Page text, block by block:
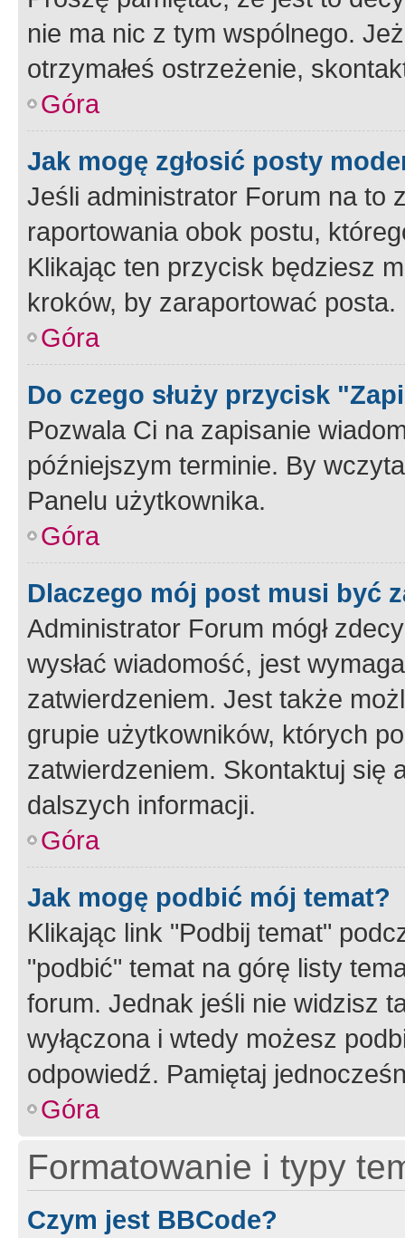
nie ma nic z tym wspólnego.
otrzymałeś ostrzeżenie,
Góra
Jak mogę zgłosić posty
Jeśli administrator Forum na to
raportowania obok postu,
Klikając ten przycisk będziesz
kroków, by zaraportować posta.
Góra
Do czego służy przycisk
Pozwala Ci na zapisanie
późniejszym terminie. By
Panelu użytkownika.
Góra
Dlaczego mój post musi być
Administrator Forum mógł
wysłać wiadomość, jest
zatwierdzeniem. Jest także
grupie użytkowników, których
zatwierdzeniem. Skontaktuj się
dalszych informacji.
Góra
Jak mogę podbić mój temat?
Klikając link "Podbij temat"
"podbić" temat na górę listy
forum. Jednak jeśli nie widzisz
wyłączona i wtedy możesz
odpowiedź. Pamiętaj
Góra
Formatowanie i typy
Czym jest BBCode?